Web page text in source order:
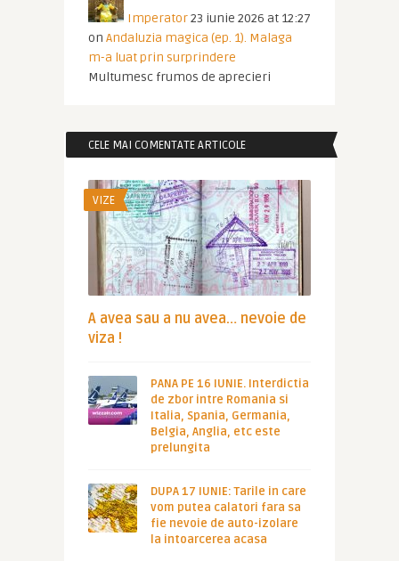
Imperator23 iunie 2026 at 12:27
on Andaluzia magica (ep. 1). Malaga
m-a luat prin surprindere
Multumesc frumos de aprecieri
CELE MAI COMENTATE ARTICOLE
VIZE
A avea sau a nu avea… nevoie de
viza !
PANA PE 16 IUNIE. Interdictia
de zbor intre Romania si
Italia, Spania, Germania,
Belgia, Anglia, etc este
prelungita
DUPA 17 IUNIE: Tarile in care
vom putea calatori fara sa
fie nevoie de auto-izolare
la intoarcerea acasa